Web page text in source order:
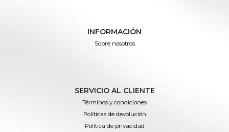
INFORMACIÓN
Sobre nosotros
SERVICIO AL CLIENTE
Términos y condiciones
Políticas de devolución
Política de privacidad